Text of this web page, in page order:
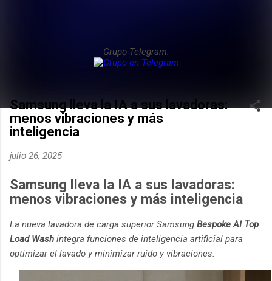
Grupo Telegram:
Samsung lleva la IA a sus lavadoras:
menos vibraciones y más
inteligencia
julio 26, 2025
Samsung lleva la IA a sus lavadoras:
menos vibraciones y más inteligencia
La nueva lavadora de carga superior Samsung Bespoke AI Top
Load Wash integra funciones de inteligencia artificial para
optimizar el lavado y minimizar ruido y vibraciones.